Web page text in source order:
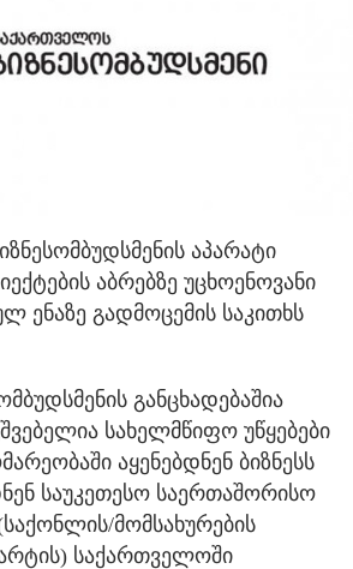
აპარატი
აბრებზე უცხოენოვანი
ენაზე გადმოცემის საკითხს
განცხადებაშია
სახელმწიფო უწყებები
აყენებდნენ ბიზნესს
საუკეთესო საერთაშორისო
მომსახურების
საქართველოში